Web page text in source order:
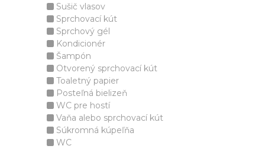
Sušič vlasov
Sprchovací kút
Sprchový gél
Kondicionér
Šampón
Otvorený sprchovací kút
Toaletný papier
Posteľná bielizeň
WC pre hostí
Vaňa alebo sprchovací kút
Súkromná kúpeľňa
WC